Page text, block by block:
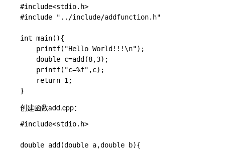
#include<stdio.h>
#include "../include/addfunction.h"
int main(){
    printf("Hello World!!!\n");
    double c=add(8,3);
    printf("c=%f",c);
    return 1;
创建函数add.cpp：
#include<stdio.h>
double add(double a,double b){